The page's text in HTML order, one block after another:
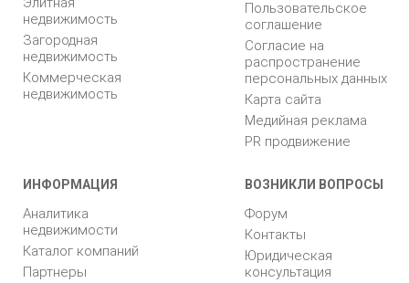
недвижимость
Загородная
недвижимость
Коммерческая
недвижимость
Пользовательское
соглашение
Согласие на
распространение
персональных данных
Карта сайта
Медийная реклама
PR продвижение
ИНФОРМАЦИЯ
Аналитика
недвижимости
Каталог компаний
Партнеры
ВОЗНИКЛИ ВОПРОСЫ
Форум
Контакты
Юридическая
консультация